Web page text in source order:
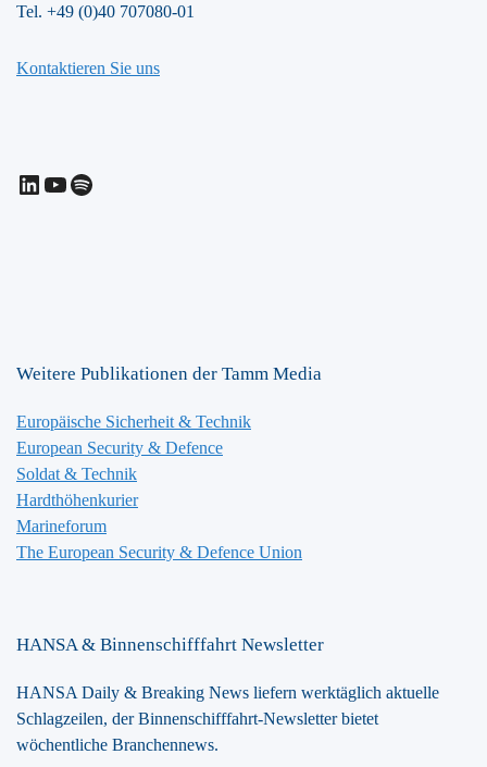
Tel. +49 (0)40 707080-01
Kontaktieren Sie uns
LinkedIn
YouTube
Spotify
Weitere Publikationen der Tamm Media
Europäische Sicherheit & Technik
European Security & Defence
Soldat & Technik
Hardthöhenkurier
Marineforum
The European Security & Defence Union
HANSA & Binnenschifffahrt Newsletter
HANSA Daily & Breaking News liefern werktäglich aktuelle
Schlagzeilen, der Binnenschifffahrt-Newsletter bietet
wöchentliche Branchennews.